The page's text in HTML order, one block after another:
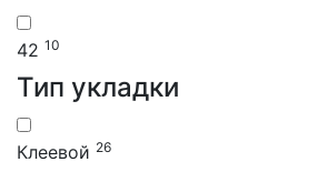
42 10
Тип укладки
Клеевой 26